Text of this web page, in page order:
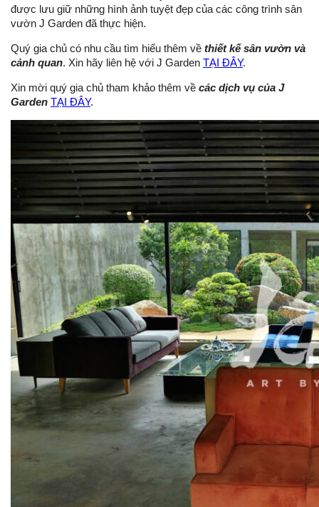
được lưu giữ những hình ảnh tuyệt đẹp của các công trình sân
vườn J Garden đã thực hiện.
Quý gia chủ có nhu cầu tìm hiểu thêm về thiết kế sân vườn và
cảnh quan. Xin hãy liên hệ với J Garden TẠI ĐÂY.
Xin mời quý gia chủ tham khảo thêm về các dịch vụ của J
Garden TẠI ĐÂY.